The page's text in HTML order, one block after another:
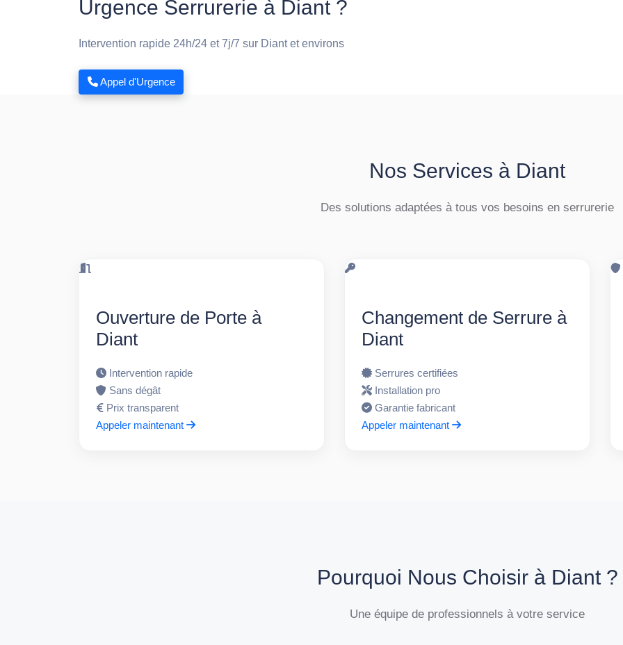
Urgence Serrurerie à Diant ?
Intervention rapide 24h/24 et 7j/7 sur Diant et environs
Appel d'Urgence
Nos Services à Diant
Des solutions adaptées à tous vos besoins en serrurerie
Ouverture de Porte à
Diant
Intervention rapide
Sans dégât
Prix transparent
Appeler maintenant
Changement de Serrure à
Diant
Serrures certifiées
Installation pro
Garantie fabricant
Appeler maintenant
Pourquoi Nous Choisir à Diant ?
Une équipe de professionnels à votre service